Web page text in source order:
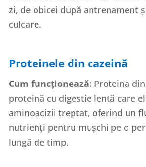
zi, de obicei după antrenament
culcare.
Proteinele din cazeină
Cum funcționează: Proteina
proteină cu digestie lentă care
aminoacizii treptat, oferind un
nutrienți pentru mușchi pe o
lungă de timp.